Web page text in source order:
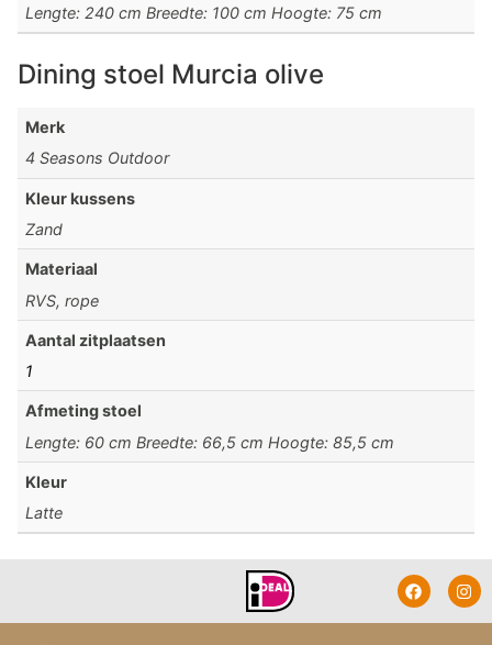
Lengte: 240 cm Breedte: 100 cm Hoogte: 75 cm
Dining stoel Murcia olive
Merk
4 Seasons Outdoor
Kleur kussens
Zand
Materiaal
RVS, rope
Aantal zitplaatsen
1
Afmeting stoel
Lengte: 60 cm Breedte: 66,5 cm Hoogte: 85,5 cm
Kleur
Latte